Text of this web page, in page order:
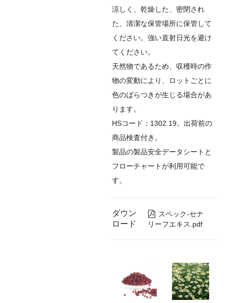
涼しく、乾燥した、密閉され
た、清潔な保管場所に保管して
ください。強い直射日光を避け
てください。
天然物であるため、収穫時の作
物の変動により、ロットごとに
色のばらつきが生じる場合があ
ります。
HSコード：1302.19。出荷前の
商品検査付き。
製品の製品安全データシートと
フローチャートが利用可能で
す。
ダウン
ロード
 スペック-セナ
リーフエキス.pdf